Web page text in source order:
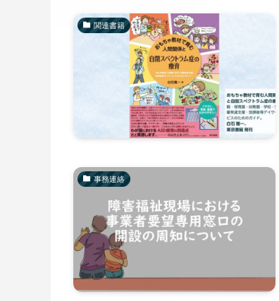
関連書籍
事務連絡